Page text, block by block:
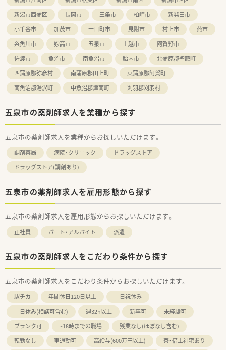
もと、充実した教育制度や福利厚生を利用して長く働き続けたい
方にぴったりです。
新潟市西蒲区
長岡市 三条市 柏崎市
新発田市
小千谷市
加茂市 十日町市 見附市 村上市
燕市
糸魚川市
妙高市 五泉市 上越市
阿賀野市
佐渡市
魚沼市 南魚沼市 胎内市
北蒲原郡聖籠町
西蒲原郡弥彦村
南蒲原郡田上町
東蒲原郡阿賀町
南魚沼郡湯沢町
中魚沼郡津南町 刈羽郡刈羽村
五泉市の薬剤師求人を業種から探す
五泉市の薬剤師求人を業種からお探しいただけます。
調剤薬局 病院・クリニック
ドラッグストア
ドラッグストア(調剤あり)
五泉市の薬剤師求人を雇用形態から探す
五泉市の薬剤師求人を雇用形態からお探しいただけます。
正社員 パート・アルバイト 派遣
五泉市の薬剤師求人をこだわり条件から探す
五泉市の薬剤師求人をこだわり条件からお探しいただけます。
駅チカ 年間休日120日以上
土日祝休み
土日休み(相談可含む)
週32h以上 新卒可
未経験可
ブランク可
~18時までの職場
残業なし(ほぼなし含む)
転勤なし
車通勤可 高給与(600万円以上)
寮・借上社宅あり